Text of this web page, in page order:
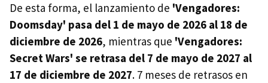
De esta forma, el lanzamiento de 'Vengadores:
Doomsday' pasa del 1 de mayo de 2026 al 18 de
diciembre de 2026, mientras que 'Vengadores:
Secret Wars' se retrasa del 7 de mayo de 2027 al
17 de diciembre de 2027. 7 meses de retrasos en